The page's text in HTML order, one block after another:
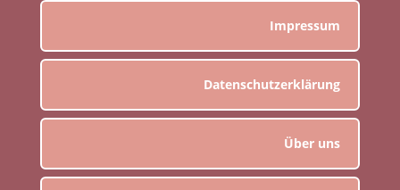
Impressum
Datenschutzerklärung
Über uns